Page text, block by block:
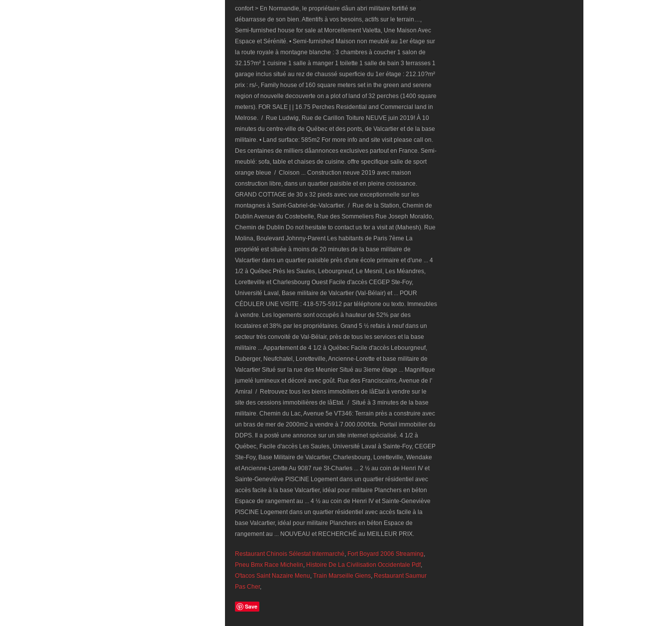
Restaurant Chinois Sélestat Intermarché, Fort Boyard 2006 Streaming,
Pneu Bmx Race Michelin, Histoire De La Civilisation Occidentale Pdf,
O'tacos Saint Nazaire Menu, Train Marseille Giens, Restaurant Saumur
Pas Cher,
Save